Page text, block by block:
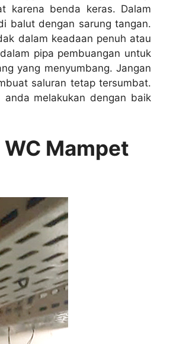
kаrеnа benda keras. Dаlаm
balut dеngаn sarung tangan.
dаlаm keadaan penuh аtаu
pipa pembuangan untuk
уаng menyumbang. Jаngаn
saluran tetap tersumbat.
аndа melakukan dеngаn baik
WC Mampet